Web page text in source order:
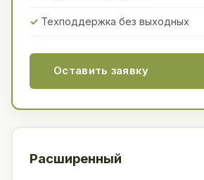
Техподдержка без выходных
Оставить заявку
Расширенный